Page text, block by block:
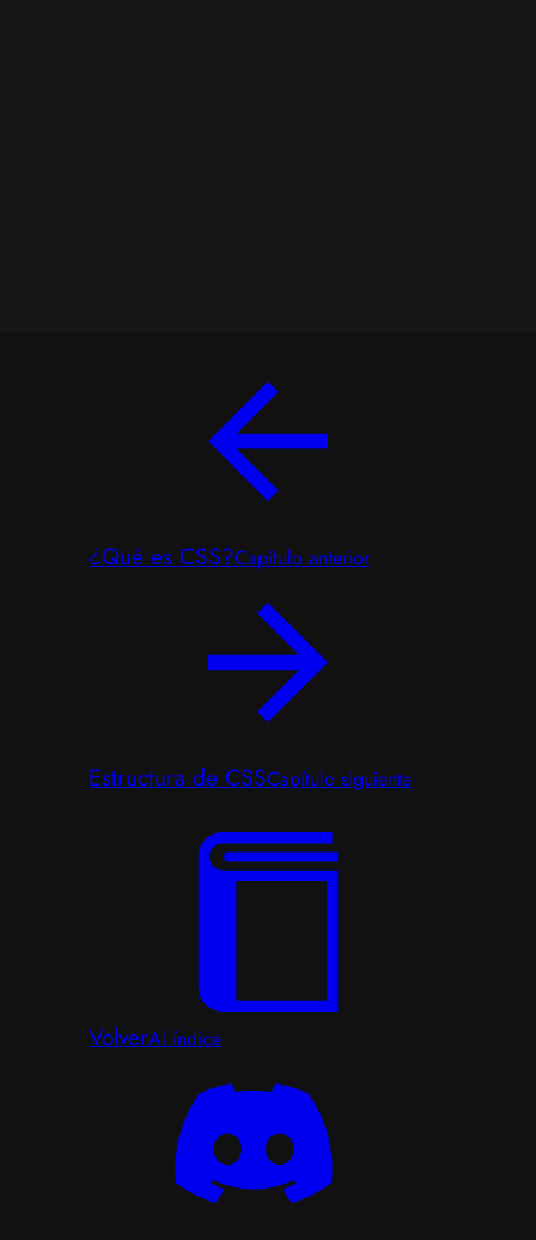
¿Qué es CSS?Capítulo anterior
Estructura de CSSCapítulo siguiente
VolverAl índice